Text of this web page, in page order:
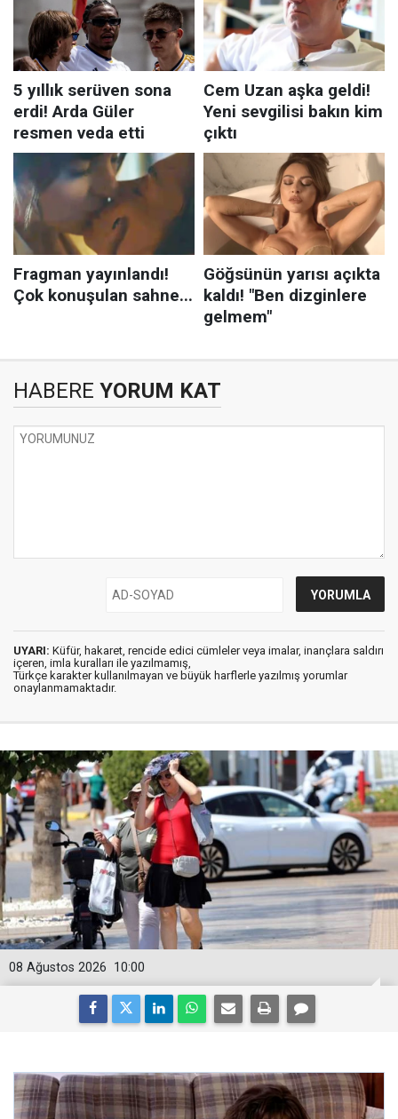
HABERE YORUM KAT
UYARI: Küfür, hakaret, rencide edici cümleler veya imalar, inançlara saldırı
içeren, imla kuralları ile yazılmamış,
Türkçe karakter kullanılmayan ve büyük harflerle yazılmış yorumlar
onaylanmamaktadır.
10:00
08 Ağustos 2026